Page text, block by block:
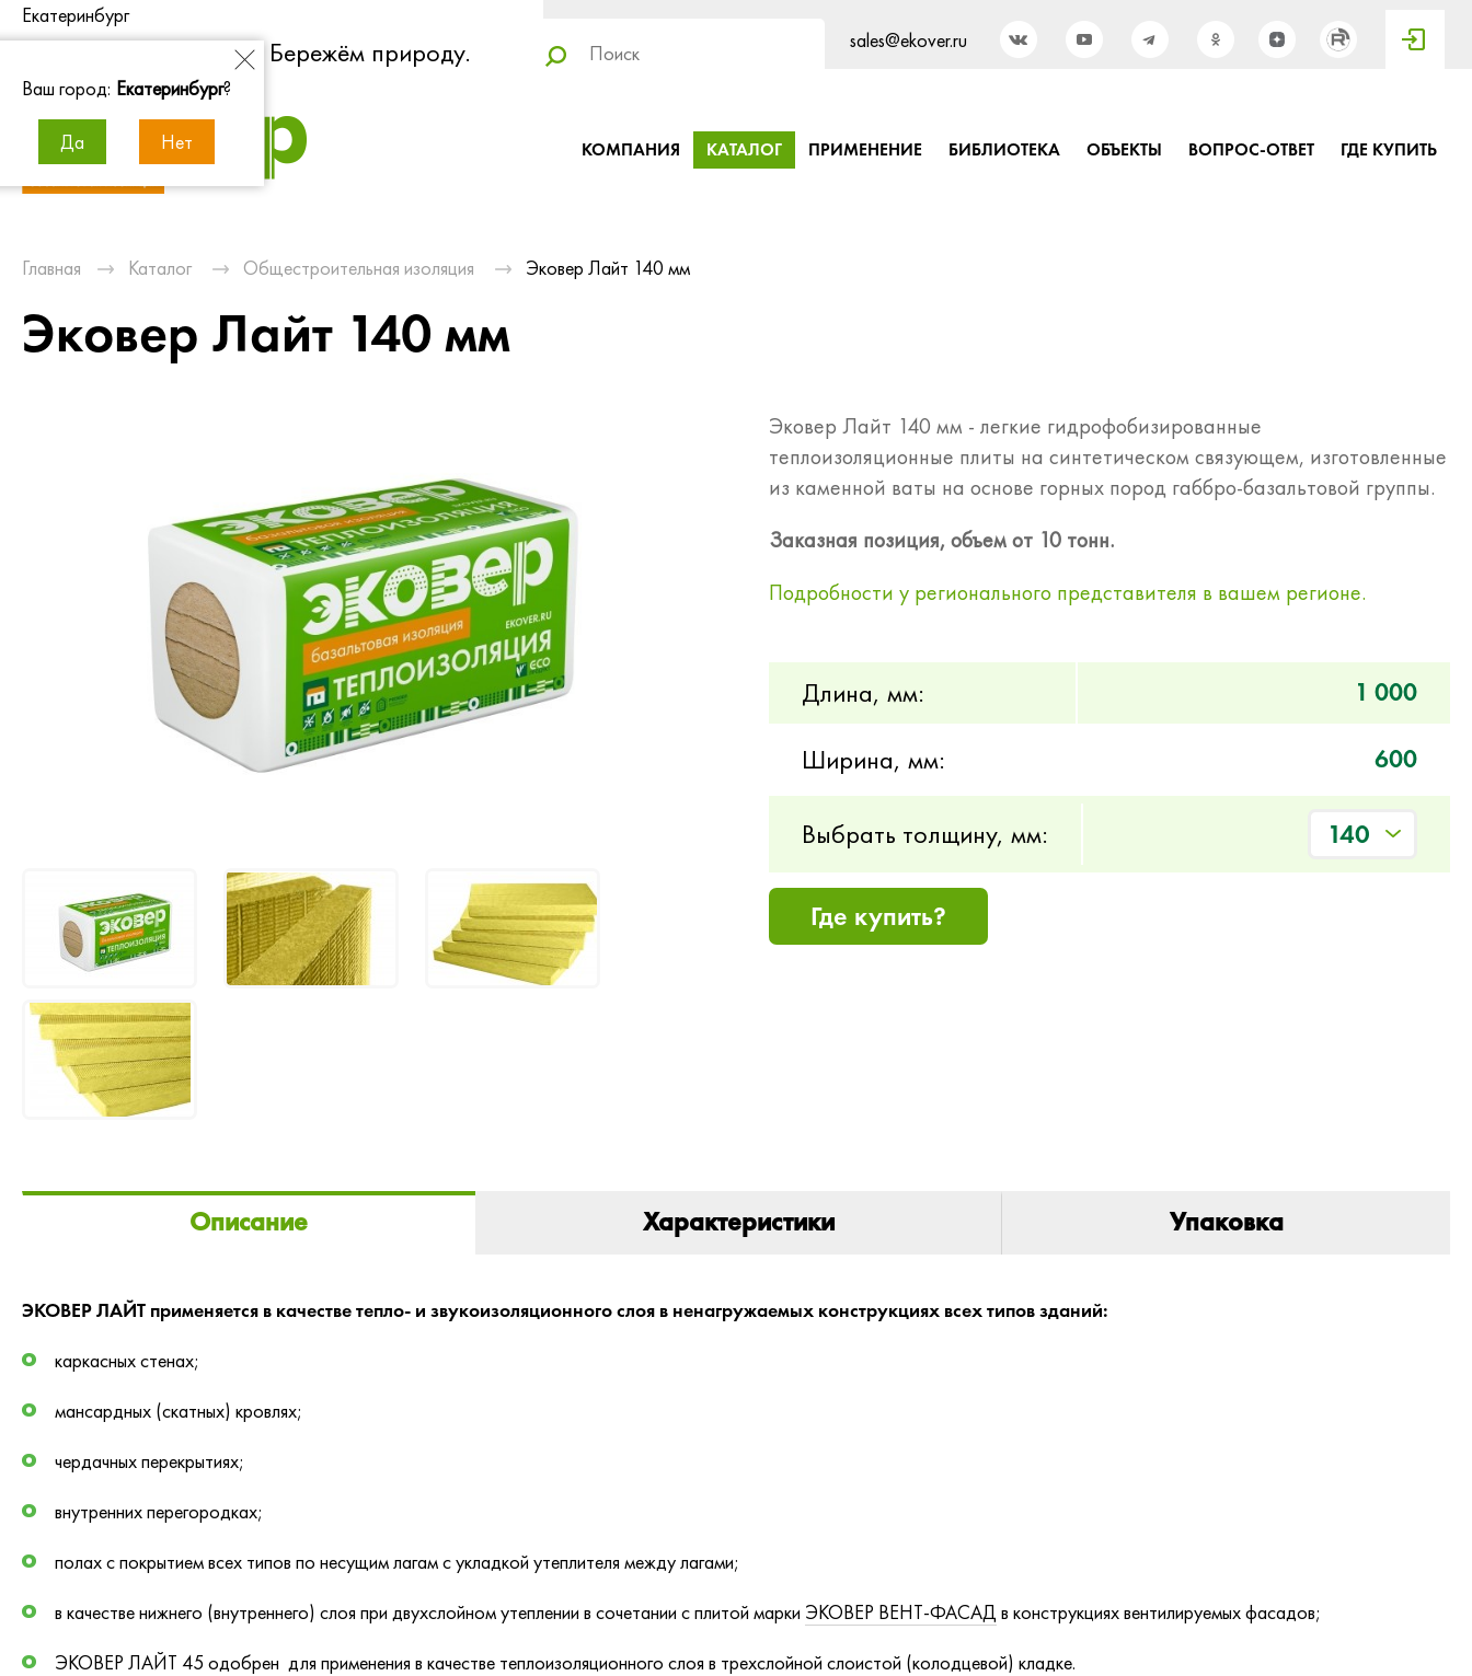
Екатеринбург
Ваш город: Екатеринбург?
Да Нет
Экономим энергию. Бережём природу. sales@ekover.ru
КОМПАНИЯ КАТАЛОГ ПРИМЕНЕНИЕ БИБЛИОТЕКА ОБЪЕКТЫ ВОПРОС-ОТВЕТ ГДЕ КУПИТЬ
Главная Каталог Общестроительная изоляция Эковер Лайт 140 мм
Эковер Лайт 140 мм
Эковер Лайт 140 мм - легкие гидрофобизированные
теплоизоляционные плиты на синтетическом связующем, изготовленные
из каменной ваты на основе горных пород габбро-базальтовой группы.
Заказная позиция, объем от 10 тонн.
Подробности у регионального представителя в вашем регионе.
Длина, мм: 1 000
Ширина, мм: 600
Выбрать толщину, мм: 140
Где купить?
Описание Характеристики Упаковка
ЭКОВЕР ЛАЙТ применяется в качестве тепло- и звукоизоляционного слоя в ненагружаемых конструкциях всех типов зданий:
каркасных стенах;
мансардных (скатных) кровлях;
чердачных перекрытиях;
внутренних перегородках;
полах с покрытием всех типов по несущим лагам с укладкой утеплителя между лагами;
в качестве нижнего (внутреннего) слоя при двухслойном утеплении в сочетании с плитой марки ЭКОВЕР ВЕНТ-ФАСАД в конструкциях вентилируемых фасадов;
ЭКОВЕР ЛАЙТ 45 одобрен для применения в качестве теплоизоляционного слоя в трехслойной слоистой (колодцевой) кладке.